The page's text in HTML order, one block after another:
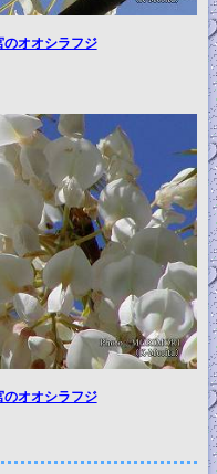
のオオシラフジ
のオオシラフジ